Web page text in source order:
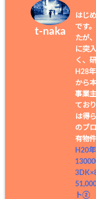
t-naka
はじ
です
たが
に突
く、
H28
から
事業
てお
は得
のブ
有物
H20
ト②